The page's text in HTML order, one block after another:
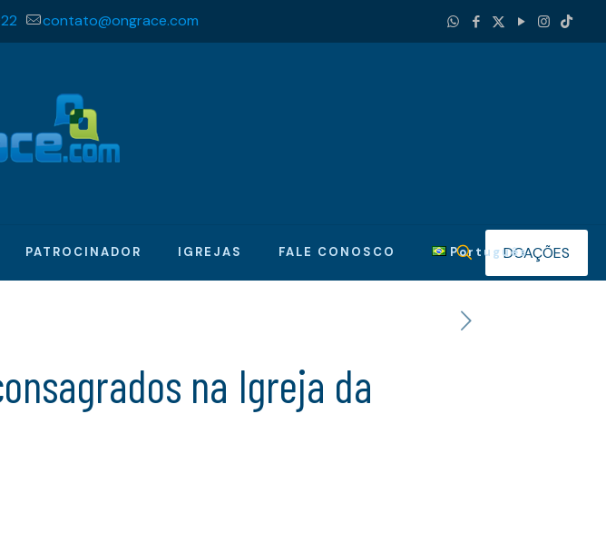
contato@ongrace.com
PATROCINADOR IGREJAS FALE CONOSCO PortuguêsDOAÇÕES
na Igreja da